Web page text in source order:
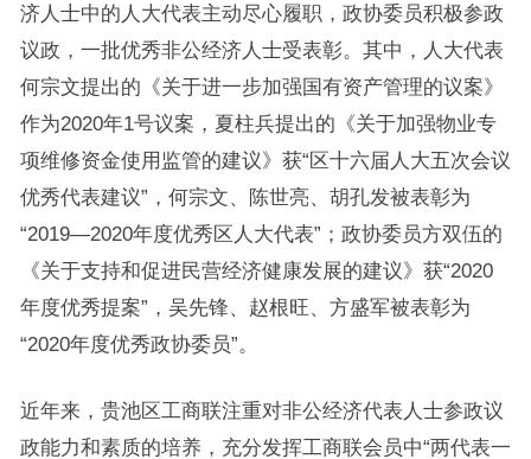
济人士中的人大代表主动尽心履职，政协委员积极参政
议政，一批优秀非公经济人士受表彰。其中，人大代表
何宗文提出的《关于进一步加强国有资产管理的议案》
作为2020年1号议案，夏柱兵提出的《关于加强物业专
项维修资金使用监管的建议》获“区十六届人大五次会议
优秀代表建议”，何宗文、陈世亮、胡孔发被表彰为
“2019—2020年度优秀区人大代表”；政协委员方双伍的
《关于支持和促进民营经济健康发展的建议》获“2020
年度优秀提案”，吴先锋、赵根旺、方盛军被表彰为
“2020年度优秀政协委员”。
近年来，贵池区工商联注重对非公经济代表人士参政议
政能力和素质的培养，充分发挥工商联会员中“两代表一